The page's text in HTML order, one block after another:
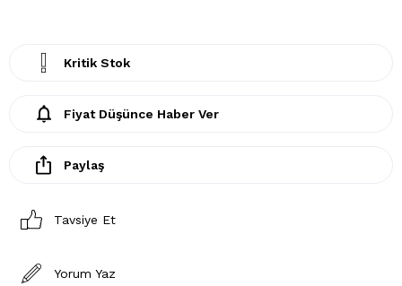
Kritik Stok
Fiyat Düşünce Haber Ver
Paylaş
Tavsiye Et
Yorum Yaz